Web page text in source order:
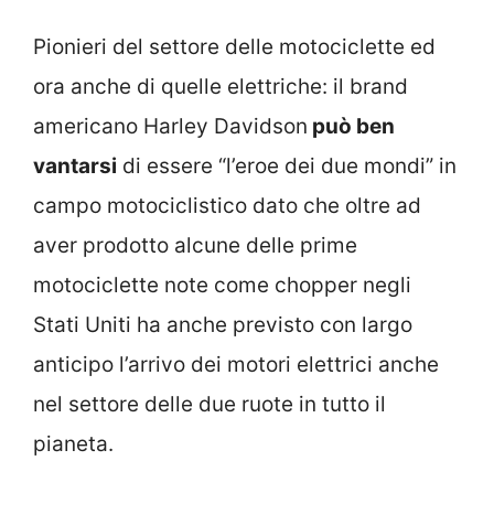
Pionieri del settore delle motociclette ed
ora anche di quelle elettriche: il brand
americano Harley Davidson può ben
vantarsi di essere “l’eroe dei due mondi” in
campo motociclistico dato che oltre ad
aver prodotto alcune delle prime
motociclette note come chopper negli
Stati Uniti ha anche previsto con largo
anticipo l’arrivo dei motori elettrici anche
nel settore delle due ruote in tutto il
pianeta.